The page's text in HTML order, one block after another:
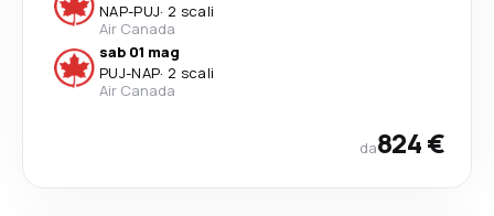
NAP-PUJ· 2 scali
Air Canada
sab 01 mag
PUJ-NAP· 2 scali
Air Canada
da824 €